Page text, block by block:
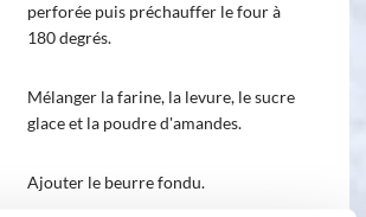
perforée puis préchauffer le four à
180 degrés.
Mélanger la farine, la levure, le sucre
glace et la poudre d'amandes.
Ajouter le beurre fondu.